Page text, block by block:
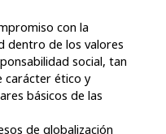
con la
dentro de los valores
social, tan
carácter ético y
básicos de las
de globalización